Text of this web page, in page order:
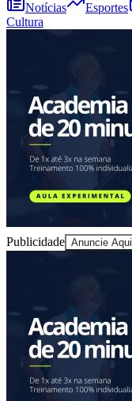
Vitória
Notícias Esportes
Cultura
Publicidade Anuncie Aqui